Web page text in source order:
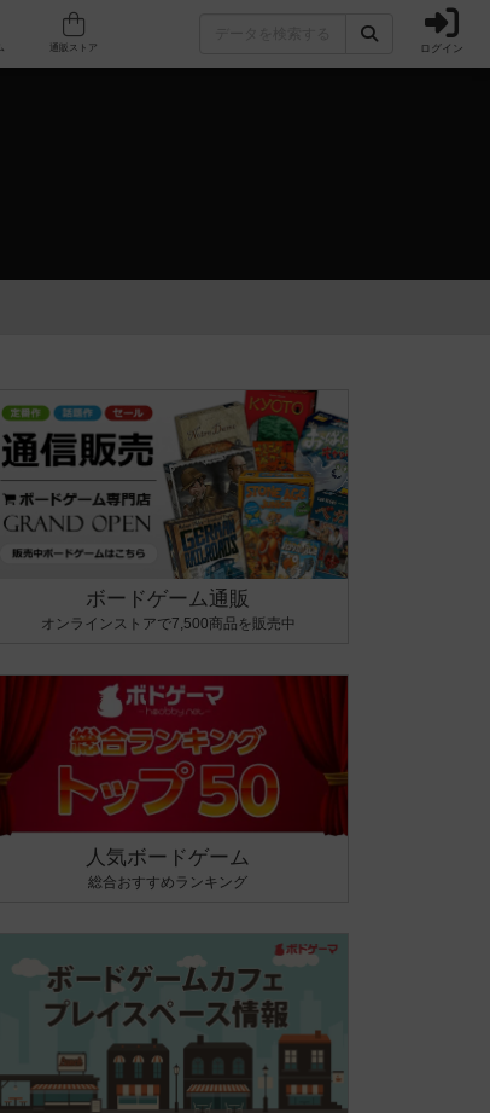
人気ボードゲーム ログイン
ボードゲーム通販
オンラインストアで7,500商品を販売中
人気ボードゲーム
総合おすすめランキング